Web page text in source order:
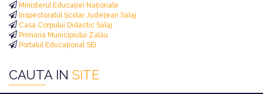
Ministerul Educației Naționale
Inspectoratul Școlar Județean Sălaj
Casa Corpului Didactic Sălaj.
Primăria Municipiului Zalău
Portalul Educațional SEI
CAUTA IN SITE